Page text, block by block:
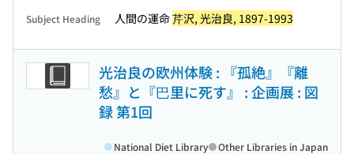
Subject Heading 人間の運命芹沢, 光治良, 1897-1993
光治良の欧州体験 : 『孤絶』『離
愁』と『巴里に死す』 : 企画展 : 図
録 第1回
National Diet Library Other Libraries in Japan